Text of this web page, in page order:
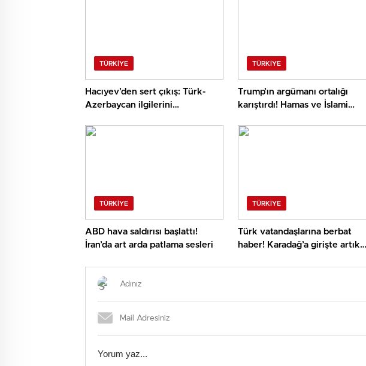
TÜRKIYE
Hacıyev’den sert çıkış: Türk-
Azerbaycan ilgilerini
TÜRKIYE
Trump’ın argümanı ortalığı
karıştırdı! Hamas ve İslami
TÜRKIYE
ABD hava saldırısı başlattı!
İran’da art arda patlama sesleri
TÜRKIYE
Türk vatandaşlarına berbat
haber! Karadağ’a girişte artık